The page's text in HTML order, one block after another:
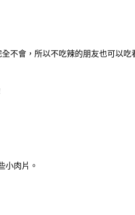
不會，所以不吃辣的朋友也可以吃
小肉片。